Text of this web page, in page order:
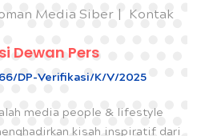
Media Siber Kontak
Dewan Pers
DP-Verifikasi/K/V/2025
media people & lifestyle
kisah inspiratif dari